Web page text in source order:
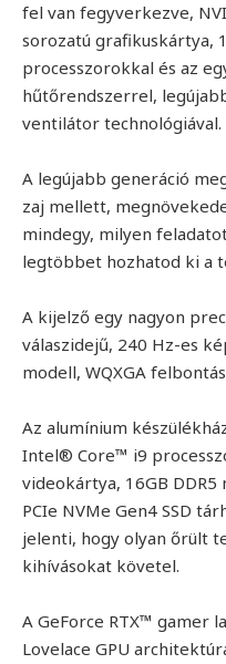
fel van fegyverkezve,
sorozatú grafikuskártya,
processzorokkal és az
hűtőrendszerrel,
ventilátor technológiával.
A legújabb generáció
zaj mellett,
mindegy, milyen
legtöbbet hozhatod ki a
A kijelző egy nagyon
válaszidejű, 240 Hz-es
modell, WQXGA
Az alumínium
Intel® Core™ i9
videokártya, 16GB
PCIe NVMe Gen4 SSD
jelenti, hogy olyan őrült
kihívásokat követel.
A GeForce RTX™ gamer
Lovelace GPU